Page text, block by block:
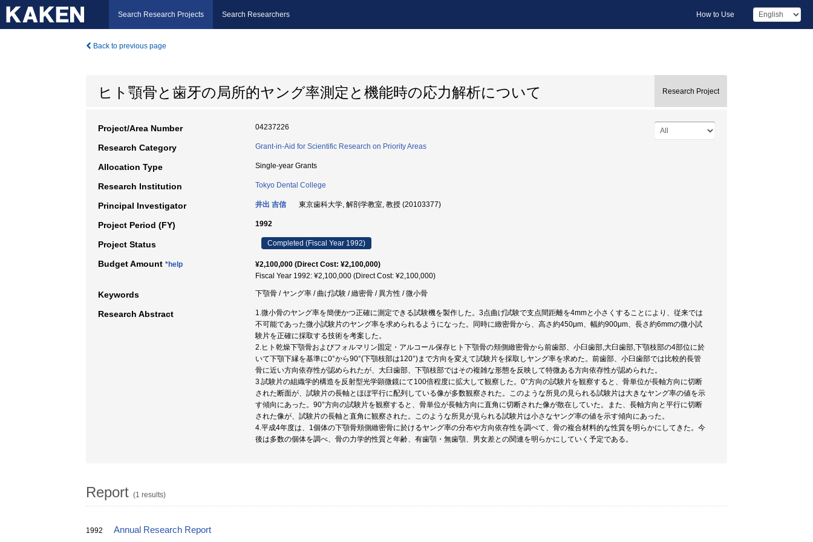
Search Research Projects Search Researchers How to Use
Back to previous page
ヒト顎骨と歯牙の局所的ヤング率測定と機能時の応力解析について Research Project
Project/Area Number 04237226
Research Category Grant-in-Aid for Scientific Research on Priority Areas
Allocation Type Single-year Grants
Research Institution Tokyo Dental College
Principal Investigator 井出 吉信 東京歯科大学, 解剖学教室, 教授 (20103377)
Project Period (FY) 1992
Project Status Completed (Fiscal Year 1992)
Budget Amount *help
¥2,100,000 (Direct Cost: ¥2,100,000)
Fiscal Year 1992: ¥2,100,000 (Direct Cost: ¥2,100,000)
Keywords 下顎骨 / ヤング率 / 曲げ試験 / 緻密骨 / 異方性 / 微小骨
Research Abstract
1.微小骨のヤング率を簡便かつ正確に測定できる試験機を製作した。3点曲げ試験で支点間距離を4mmと小さくすることにより、従来では
不可能であった微小試験片のヤング率を求められるようになった。同時に緻密骨から、高さ約450μm、幅約900μm、長さ約6mmの微小試
験片を正確に採取する技術を考案した。
2.ヒト乾燥下顎骨およびフォルマリン固定・アルコール保存ヒト下顎骨の頬側緻密骨から前歯部、小臼歯部,大臼歯部,下顎枝部の4部位に於
いて下顎下縁を基準に0°から90°(下顎枝部は120°)まで方向を変えて試験片を採取しヤング率を求めた。前歯部、小臼歯部では比較的長管
骨に近い方向依存性が認められたが、大臼歯部、下顎枝部ではその複雑な形態を反映して特微ある方向依存性が認められた。
3.試験片の組織学的構造を反射型光学顕微鏡にて100倍程度に拡大して観察した。0°方向の試験片を観察すると、骨単位が長軸方向に切断
された断面が、試験片の長軸とほぼ平行に配列している像が多数観察された。このような所見の見られる試験片は大きなヤング率の値を示
す傾向にあった。90°方向の試験片を観察すると、骨単位が長軸方向に直角に切断された像が散在していた。また、長軸方向と平行に切断
された像が、試験片の長軸と直角に観察された。このような所見が見られる試験片は小さなヤング率の値を示す傾向にあった。
4.平成4年度は、1個体の下顎骨頬側緻密骨に於けるヤング率の分布や方向依存性を調べて、骨の複合材料的な性質を明らかにしてきた。今
後は多数の個体を調べ、骨の力学的性質と年齢、有歯顎・無歯顎、男女差との関連を明らかにしていく予定である。
Report (1 results)
1992 Annual Research Report